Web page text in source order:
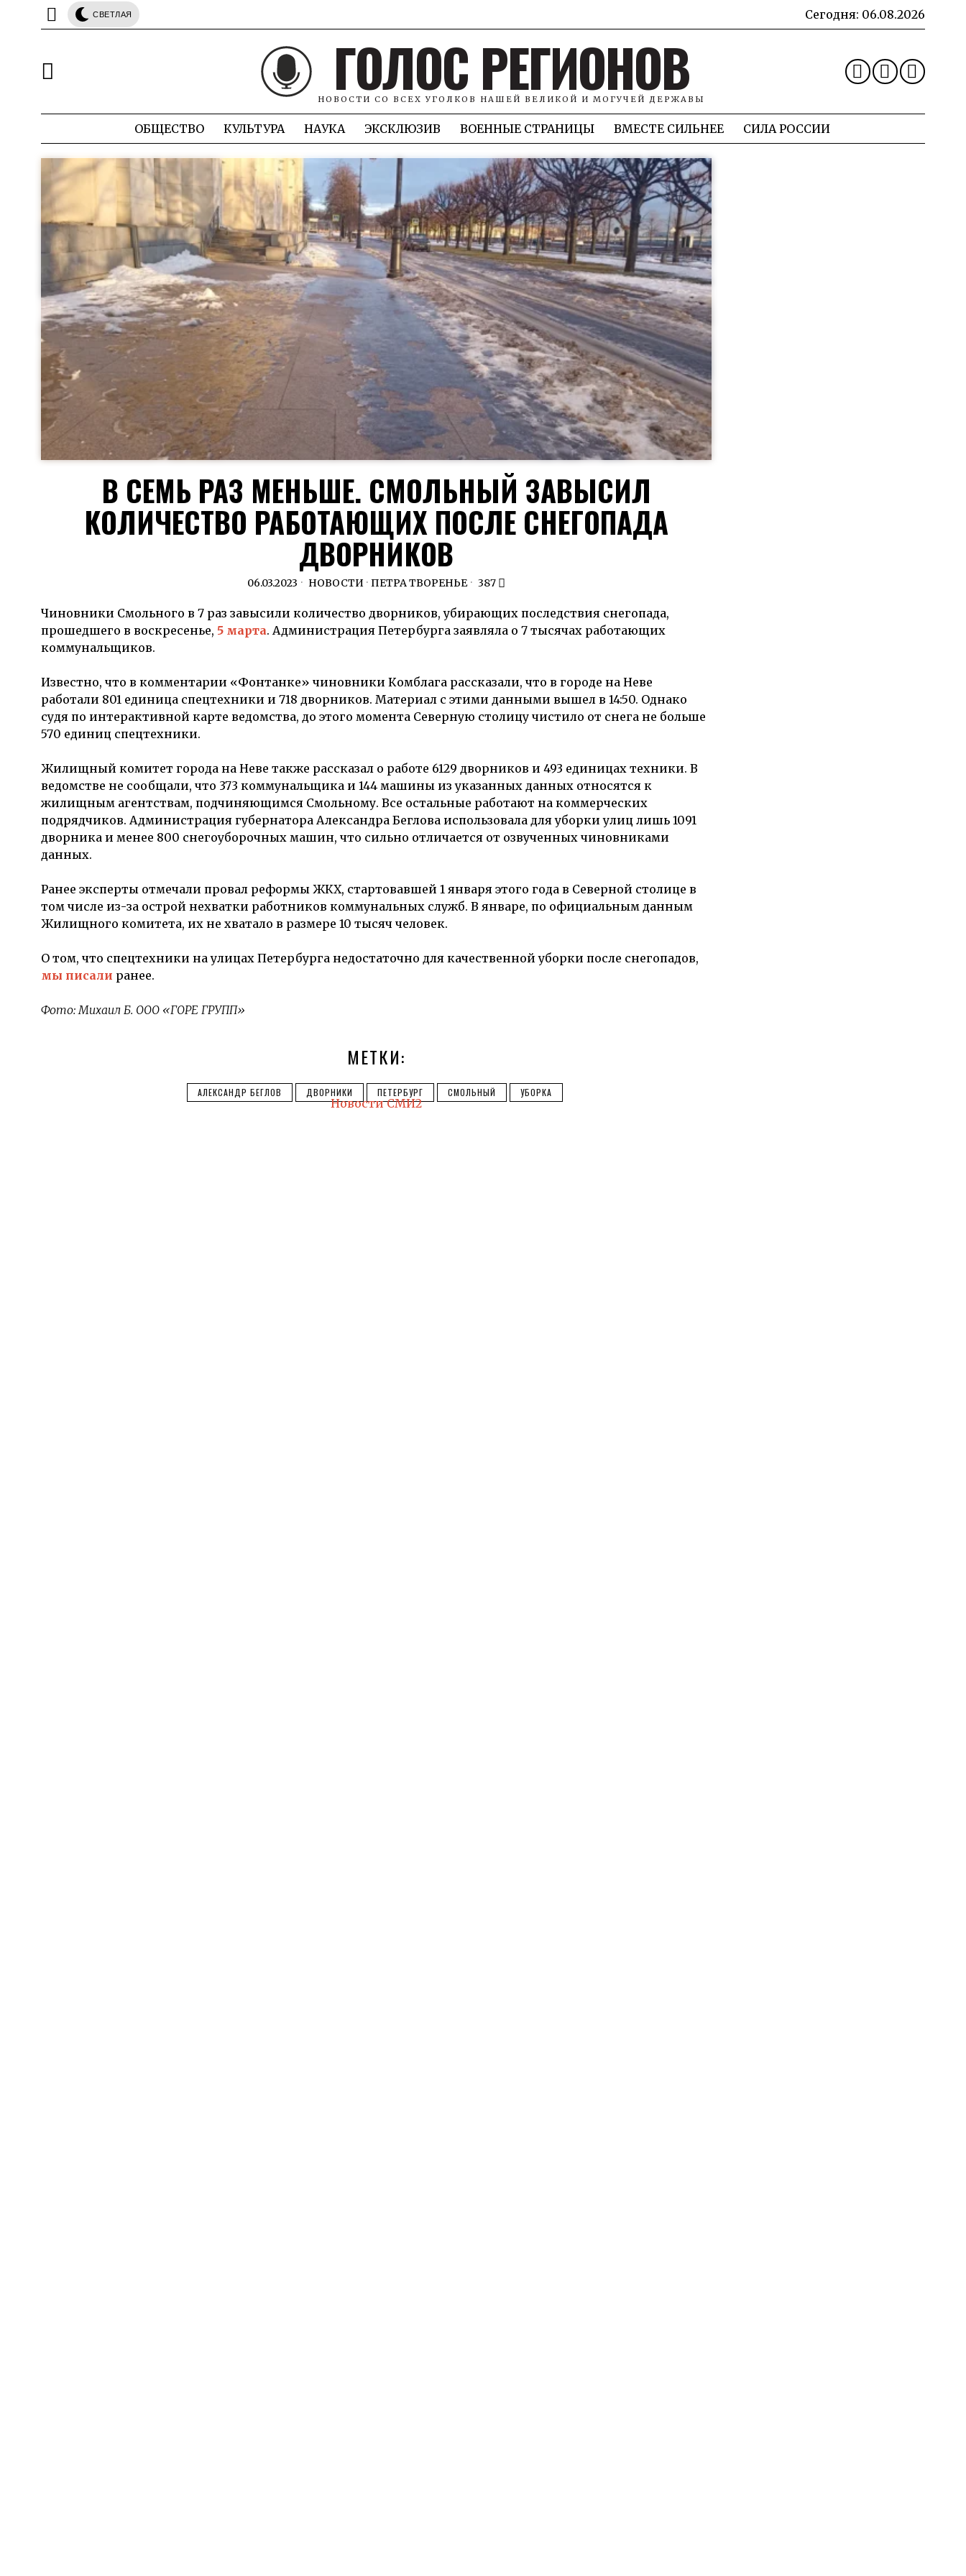
СВЕТЛАЯ Сегодня: 06.08.2026
ГОЛОС РЕГИОНОВ
НОВОСТИ СО ВСЕХ УГОЛКОВ НАШЕЙ ВЕЛИКОЙ И МОГУЧЕЙ ДЕРЖАВЫ
ОБЩЕСТВО КУЛЬТУРА НАУКА ЭКСКЛЮЗИВ ВОЕННЫЕ СТРАНИЦЫ ВМЕСТЕ СИЛЬНЕЕ СИЛА РОССИИ
В СЕМЬ РАЗ МЕНЬШЕ. СМОЛЬНЫЙ ЗАВЫСИЛ
КОЛИЧЕСТВО РАБОТАЮЩИХ ПОСЛЕ СНЕГОПАДА
ДВОРНИКОВ
06.03.2023 НОВОСТИ · ПЕТРА ТВОРЕНЬЕ 387
Чиновники Смольного в 7 раз завысили количество дворников, убирающих последствия снегопада,
прошедшего в воскресенье, 5 марта. Администрация Петербурга заявляла о 7 тысячах работающих
коммунальщиков.
Известно, что в комментарии «Фонтанке» чиновники Комблага рассказали, что в городе на Неве
работали 801 единица спецтехники и 718 дворников. Материал с этими данными вышел в 14:50. Однако
судя по интерактивной карте ведомства, до этого момента Северную столицу чистило от снега не больше
570 единиц спецтехники.
Жилищный комитет города на Неве также рассказал о работе 6129 дворников и 493 единицах техники. В
ведомстве не сообщали, что 373 коммунальщика и 144 машины из указанных данных относятся к
жилищным агентствам, подчиняющимся Смольному. Все остальные работают на коммерческих
подрядчиков. Администрация губернатора Александра Беглова использовала для уборки улиц лишь 1091
дворника и менее 800 снегоуборочных машин, что сильно отличается от озвученных чиновниками
данных.
Ранее эксперты отмечали провал реформы ЖКХ, стартовавшей 1 января этого года в Северной столице в
том числе из-за острой нехватки работников коммунальных служб. В январе, по официальным данным
Жилищного комитета, их не хватало в размере 10 тысяч человек.
О том, что спецтехники на улицах Петербурга недостаточно для качественной уборки после снегопадов,
мы писали ранее.
Фото: Михаил Б. ООО «ГОРЕ ГРУПП»
МЕТКИ:
АЛЕКСАНДР БЕГЛОВ ДВОРНИКИ ПЕТЕРБУРГ СМОЛЬНЫЙ УБОРКА
Новости СМИ2